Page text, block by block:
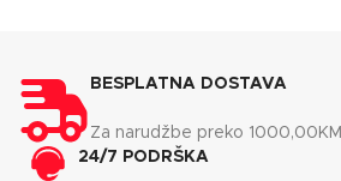
BESPLATNA DOSTAVA
Za narudžbe preko 1000,00KM
24/7 PODRŠKA